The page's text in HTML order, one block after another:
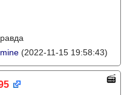
(2022-11-15 19:58:43)